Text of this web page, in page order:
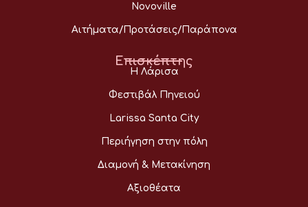
Novoville
Αιτήματα/Προτάσεις/Παράπονα
Επισκέπτης
Η Λάρισα
Φεστιβάλ Πηνειού
Larissa Santa City
Περιήγηση στην πόλη
Διαμονή & Μετακίνηση
Αξιοθέατα